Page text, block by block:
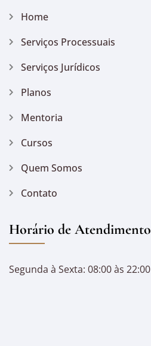
Home
Serviços Processuais
Serviços Jurídicos
Planos
Mentoria
Cursos
Quem Somos
Contato
Horário de Atendimento
Segunda à Sexta: 08:00 às 22:00